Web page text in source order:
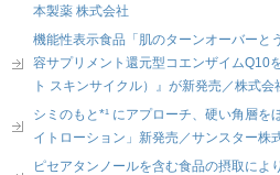
本製薬 株式会社
機能性表示食品「肌のターンオーバーと
容サプリメント還元型コエンザイムQ10
ト スキンサイクル）』が新発売／株式会
シミのもと*¹ にアプローチ、硬い角層を
イトローション」新発売／サンスター株
ピセアタンノールを含む食品の摂取によ